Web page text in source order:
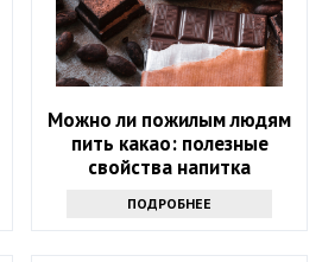
Можно ли пожилым людям
пить какао: полезные
свойства напитка
ПОДРОБНЕЕ